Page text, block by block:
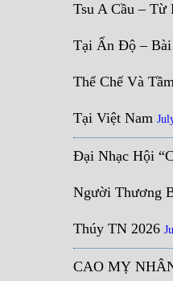
Tsu A Cầu – Từ
Tại Ấn Độ – Bài
Thể Chế Và
Tại Việt Nam
Đại Nhạc Hội
Người Thương
Thúy TN 2026
CAO MỴ